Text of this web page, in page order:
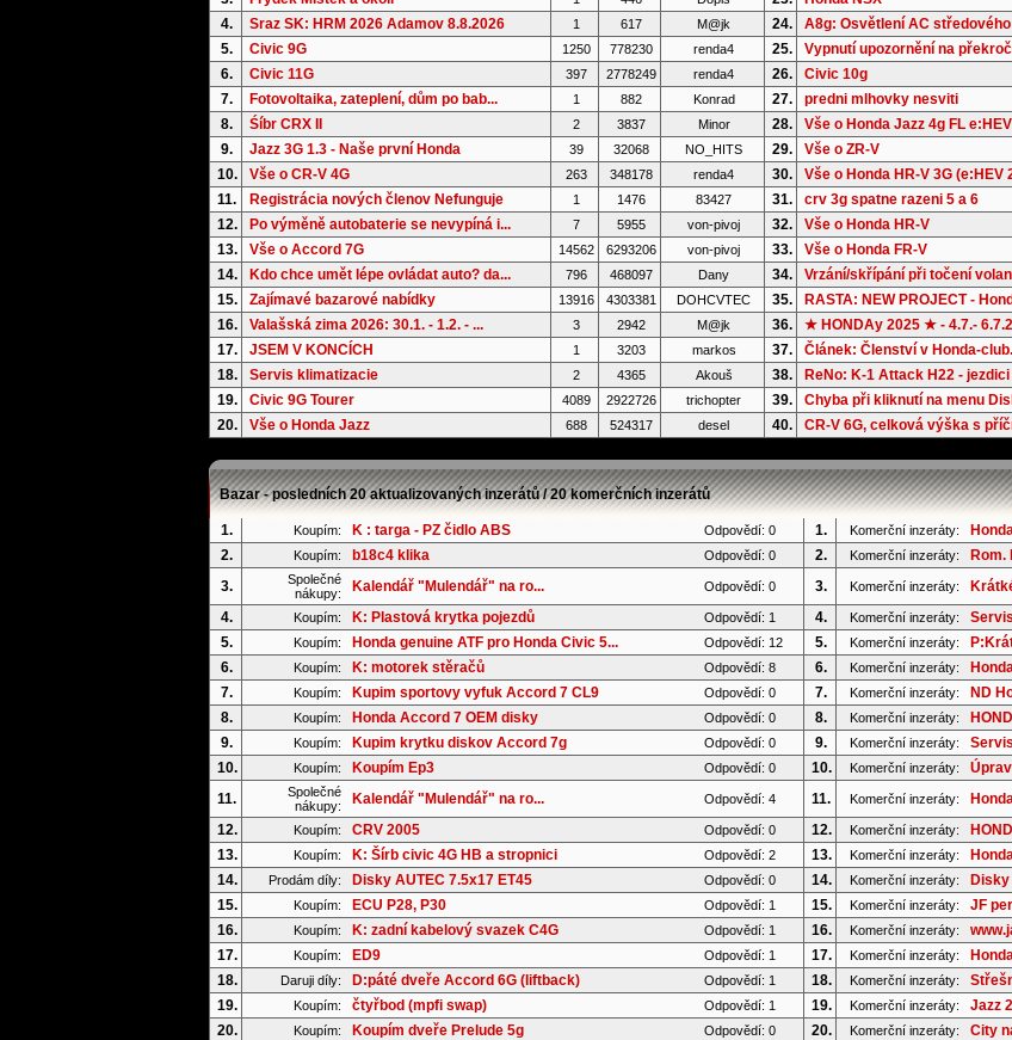
4. Sraz SK: HRM 2026 Adamov 8.8.2026 1 617 M@jk 24. A8g: Osvětlení AC
5. Civic 9G 1250 778230 renda4 25. Vypnutí upozornění na
6. Civic 11G 397 2778249 renda4 26. Civic 10g
7. Fotovoltaika, zateplení, dům po bab... 1 882 Konrad 27. predni mlhovky nesviti
8. Śíbr CRX II 2 3837 Minor 28. Vše o Honda Jazz 4g FL
9. Jazz 3G 1.3 - Naše první Honda 39 32068 NO_HITS 29. Vše o ZR-V
10. Vše o CR-V 4G 263 348178 renda4 30. Vše o Honda HR-V 3G (e:HEV
11. Registrácia nových členov Nefunguje 1 1476 83427 31. crv 3g spatne razeni 5 a 6
12. Po výměně autobaterie se nevypíná i... 7 5955 von-pivoj 32. Vše o Honda HR-V
13. Vše o Accord 7G 14562 6293206 von-pivoj 33. Vše o Honda FR-V
14. Kdo chce umět lépe ovládat auto? da... 796 468097 Dany 34. Vrzání/skřípání při točení
15. Zajímavé bazarové nabídky 13916 4303381 DOHCVTEC 35. RASTA: NEW PROJECT -
16. Valašská zima 2026: 30.1. - 1.2. - ... 3 2942 M@jk 36. ★ HONDAy 2025 ★ - 4.7.-
17. JSEM V KONCÍCH 1 3203 markos 37. Článek: Členství v Honda-
18. Servis klimatizacie 2 4365 Akouš 38. ReNo: K-1 Attack H22 - jezdici
19. Civic 9G Tourer 4089 2922726 trichopter 39. Chyba při kliknutí na menu
20. Vše o Honda Jazz 688 524317 desel 40. CR-V 6G, celková výška s
Bazar - posledních 20 aktualizovaných inzerátů / 20 komerčních inzerátů
1. Koupím: K : targa - PZ čidlo ABS Odpovědí: 0 1. Komerční inzeráty:
2. Koupím: b18c4 klika Odpovědí: 0 2. Komerční inzeráty: Rom.
3.
Společné
nákupy:
Kalendář "Mulendář" na ro... Odpovědí: 0 3. Komerční inzeráty:
4. Koupím: K: Plastová krytka pojezdů Odpovědí: 1 4. Komerční inzeráty:
5. Koupím: Honda genuine ATF pro Honda Civic 5... Odpovědí: 12 5. Komerční inzeráty:
6. Koupím: K: motorek stěračů Odpovědí: 8 6. Komerční inzeráty:
7. Koupím: Kupim sportovy vyfuk Accord 7 CL9 Odpovědí: 0 7. Komerční inzeráty: ND
8. Koupím: Honda Accord 7 OEM disky Odpovědí: 0 8. Komerční inzeráty:
9. Koupím: Kupim krytku diskov Accord 7g Odpovědí: 0 9. Komerční inzeráty:
10. Koupím: Koupím Ep3 Odpovědí: 0 10. Komerční inzeráty:
11.
Společné
nákupy:
Kalendář "Mulendář" na ro... Odpovědí: 4 11. Komerční inzeráty:
12. Koupím: CRV 2005 Odpovědí: 0 12. Komerční inzeráty:
13. Koupím: K: Šírb civic 4G HB a stropnici Odpovědí: 2 13. Komerční inzeráty:
14. Prodám díly: Disky AUTEC 7.5x17 ET45 Odpovědí: 0 14. Komerční inzeráty:
15. Koupím: ECU P28, P30 Odpovědí: 1 15. Komerční inzeráty: JF
16. Koupím: K: zadní kabelový svazek C4G Odpovědí: 1 16. Komerční inzeráty:
17. Koupím: ED9 Odpovědí: 1 17. Komerční inzeráty:
18. Daruji díly: D:páté dveře Accord 6G (liftback) Odpovědí: 1 18. Komerční inzeráty:
19. Koupím: čtyřbod (mpfi swap) Odpovědí: 1 19. Komerční inzeráty: Jazz
20. Koupím: Koupím dveře Prelude 5g Odpovědí: 0 20. Komerční inzeráty: City